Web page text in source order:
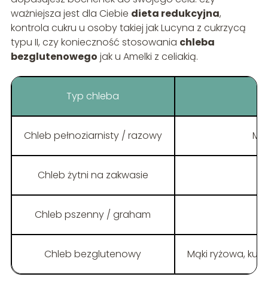
ważniejsza jest dla Ciebie dieta redukcyjna,
kontrola cukru u osoby takiej jak Lucyna z cukrzycą
typu II, czy konieczność stosowania chleba
bezglutenowego jak u Amelki z celiakią.
Typ chleba
Chleb pełnoziarnisty / razowy
Chleb żytni na zakwasie
Chleb pszenny / graham
Chleb bezglutenowy Mąki ryżowa,